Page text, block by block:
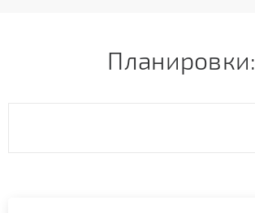
Планировки: